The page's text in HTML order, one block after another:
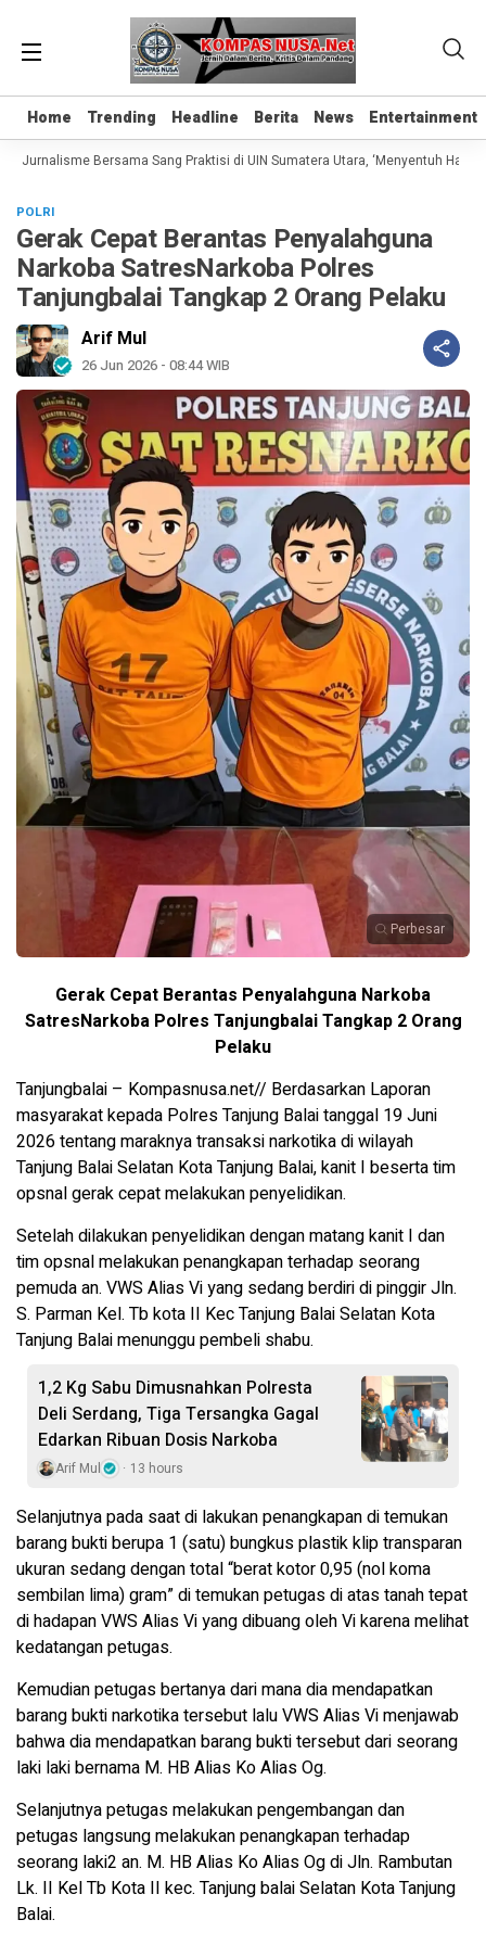
Home Trending Headline Berita News Entertainment
Home Trending Headline Berita News Entertainment
Jurnalisme Bersama Sang Praktisi di UIN Sumatera Utara, ‘Menyentuh Hati
POLRI
Gerak Cepat Berantas Penyalahguna
Narkoba SatresNarkoba Polres
Tanjungbalai Tangkap 2 Orang Pelaku
Arif Mul
26 Jun 2026 - 08:44 WIB
Perbesar
Gerak Cepat Berantas Penyalahguna Narkoba
SatresNarkoba Polres Tanjungbalai Tangkap 2 Orang
Pelaku
Tanjungbalai – Kompasnusa.net// Berdasarkan Laporan
masyarakat kepada Polres Tanjung Balai tanggal 19 Juni
2026 tentang maraknya transaksi narkotika di wilayah
Tanjung Balai Selatan Kota Tanjung Balai, kanit I beserta tim
opsnal gerak cepat melakukan penyelidikan.
Setelah dilakukan penyelidikan dengan matang kanit I dan
tim opsnal melakukan penangkapan terhadap seorang
pemuda an. VWS Alias Vi yang sedang berdiri di pinggir Jln.
S. Parman Kel. Tb kota II Kec Tanjung Balai Selatan Kota
Tanjung Balai menunggu pembeli shabu.
1,2 Kg Sabu Dimusnahkan Polresta
Deli Serdang, Tiga Tersangka Gagal
Edarkan Ribuan Dosis Narkoba
Arif Mul 13 hours
Selanjutnya pada saat di lakukan penangkapan di temukan
barang bukti berupa 1 (satu) bungkus plastik klip transparan
ukuran sedang dengan total “berat kotor 0,95 (nol koma
sembilan lima) gram” di temukan petugas di atas tanah tepat
di hadapan VWS Alias Vi yang dibuang oleh Vi karena melihat
kedatangan petugas.
Kemudian petugas bertanya dari mana dia mendapatkan
barang bukti narkotika tersebut lalu VWS Alias Vi menjawab
bahwa dia mendapatkan barang bukti tersebut dari seorang
laki laki bernama M. HB Alias Ko Alias Og.
Selanjutnya petugas melakukan pengembangan dan
petugas langsung melakukan penangkapan terhadap
seorang laki2 an. M. HB Alias Ko Alias Og di Jln. Rambutan
Lk. II Kel Tb Kota II kec. Tanjung balai Selatan Kota Tanjung
Balai.